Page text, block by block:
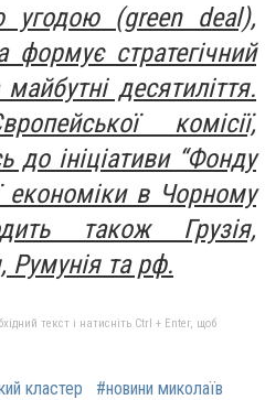
угодою (green deal),
формує стратегічний
десятиліття.
комісії,
до ініціативи “Фонду
економіки в Чорному
також Грузія,
Румунія та рф.
текст і натисніть Ctrl + Enter, щоб
кластер #новини миколаїв